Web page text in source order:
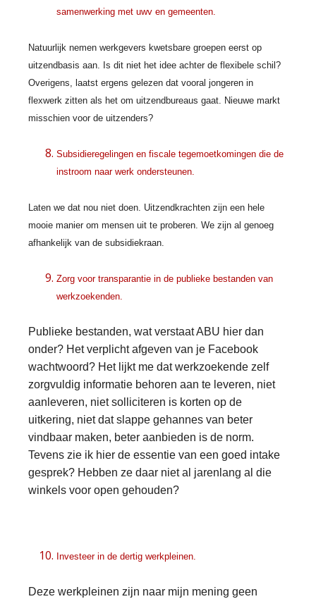
samenwerking met uwv en gemeenten.
Natuurlijk nemen werkgevers kwetsbare groepen eerst op
uitzendbasis aan. Is dit niet het idee achter de flexibele schil?
Overigens, laatst ergens gelezen dat vooral jongeren in
flexwerk zitten als het om uitzendbureaus gaat. Nieuwe markt
misschien voor de uitzenders?
Subsidieregelingen en fiscale tegemoetkomingen die de
instroom naar werk ondersteunen.
Laten we dat nou niet doen. Uitzendkrachten zijn een hele
mooie manier om mensen uit te proberen. We zijn al genoeg
afhankelijk van de subsidiekraan.
Zorg voor transparantie in de publieke bestanden van
werkzoekenden.
Publieke bestanden, wat verstaat ABU hier dan
onder? Het verplicht afgeven van je Facebook
wachtwoord? Het lijkt me dat werkzoekende zelf
zorgvuldig informatie behoren aan te leveren, niet
aanleveren, niet solliciteren is korten op de
uitkering, niet dat slappe gehannes van beter
vindbaar maken, beter aanbieden is de norm.
Tevens zie ik hier de essentie van een goed intake
gesprek? Hebben ze daar niet al jarenlang al die
winkels voor open gehouden?
Investeer in de dertig werkpleinen.
Deze werkpleinen zijn naar mijn mening geen